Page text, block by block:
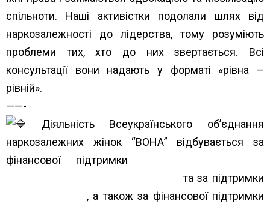
спільноти. Наші активістки подолали шлях від
наркозалежності до лідерства, тому розуміють
проблеми тих, хто до них звертається. Всі
консультації вони надають у форматі «рівна –
рівній».
——-
Діяльність Всеукраїнського об’єднання
наркозалежних жінок “ВОНА” відбувається за
фінансової підтримки
та за підтримки
, а також за фінансової підтримки